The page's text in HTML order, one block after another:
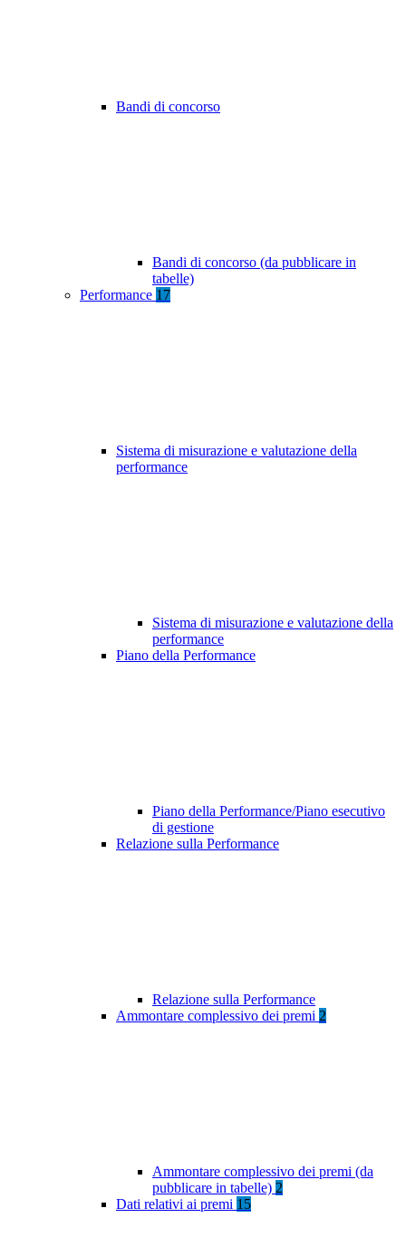
Bandi di concorso
Bandi di concorso (da pubblicare in
tabelle)
Performance 17
Sistema di misurazione e valutazione della
performance
Sistema di misurazione e valutazione della
performance
Piano della Performance
Piano della Performance/Piano esecutivo
di gestione
Relazione sulla Performance
Relazione sulla Performance
Ammontare complessivo dei premi 2
Ammontare complessivo dei premi (da
pubblicare in tabelle) 2
Dati relativi ai premi 15